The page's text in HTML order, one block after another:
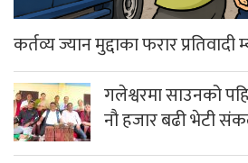
कर्तव्य ज्यान मुद्दाका फरार प्रतिवादी
गलेश्वरमा साउनको
नौ हजार बढी भेटी